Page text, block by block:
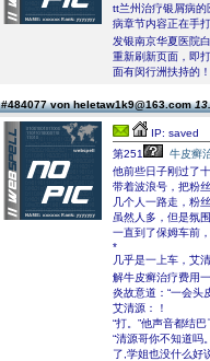
tt兰州治疗银屑病
病章节内容正在手
发银南京华夏医院
重新刷新页面，即
面有闵行洲扶持的！
#484077 von heletaw1k9@163.com
IP: saved
第251
牛皮癣
他前些日子刚过了
带着波浪号，把粉
几个人一路走，粉
虽然人多，但是氛
一直到了保姆车前
*
几乎是一上车，艾
解牛皮癣治疗费用
炎故意道：“一会头
艾清源：！
“打。”他声音都结
“清源哥你不知道吗
了,学姐也没什么好